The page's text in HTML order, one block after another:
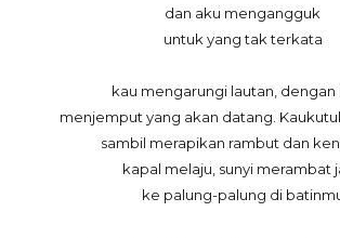
dan aku mengangguk
untuk yang tak terkata
kau mengarungi lautan, dengan
menjemput yang akan datang.
sambil merapikan rambut dan
kapal melaju, sunyi merambat
ke palung-palung di